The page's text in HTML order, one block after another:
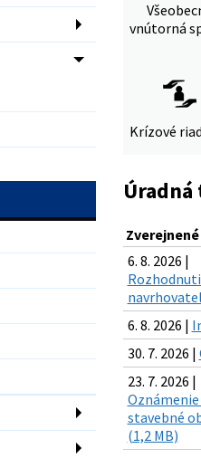
vnútorná
Krízové
6. 8. 2026 |
6. 8. 2026 |
30. 7. 2026 |
23. 7. 2026 |
stavebné
(1,2 MB)